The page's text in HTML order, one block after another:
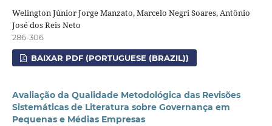
Welington Júnior Jorge Manzato, Marcelo Negri Soares, Antônio
José dos Reis Neto
286-306
BAIXAR PDF (PORTUGUESE (BRAZIL))
Avaliação da Qualidade Metodológica das Revisões
Sistemáticas de Literatura sobre Governança em
Pequenas e Médias Empresas